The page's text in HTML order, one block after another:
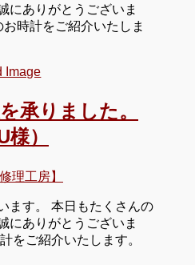
にありがとうございま
時計をご紹介いたしま
承りました。
）
理工房】
ます。 本日もたくさんの
にありがとうございま
をご紹介いたします。